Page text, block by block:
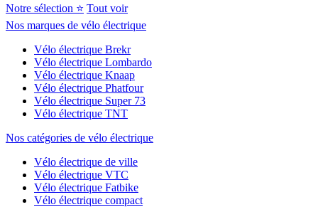
Notre sélection ⭐ Tout voir
Nos marques de vélo électrique
Vélo électrique Brekr
Vélo électrique Lombardo
Vélo électrique Knaap
Vélo électrique Phatfour
Vélo électrique Super 73
Vélo électrique TNT
Nos catégories de vélo électrique
Vélo électrique de ville
Vélo électrique VTC
Vélo électrique Fatbike
Vélo électrique compact